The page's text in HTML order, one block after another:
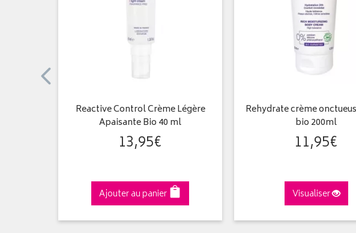
Reactive Control Crème Légère
Apaisante Bio 40 ml
13,95€
Ajouter au panier
Rehydrate crème
bio 200ml
11,95€
Visualiser